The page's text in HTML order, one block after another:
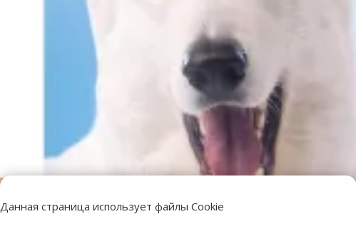
Данная страница использует файлы Cookie